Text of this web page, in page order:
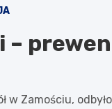
–
w Zamościu,